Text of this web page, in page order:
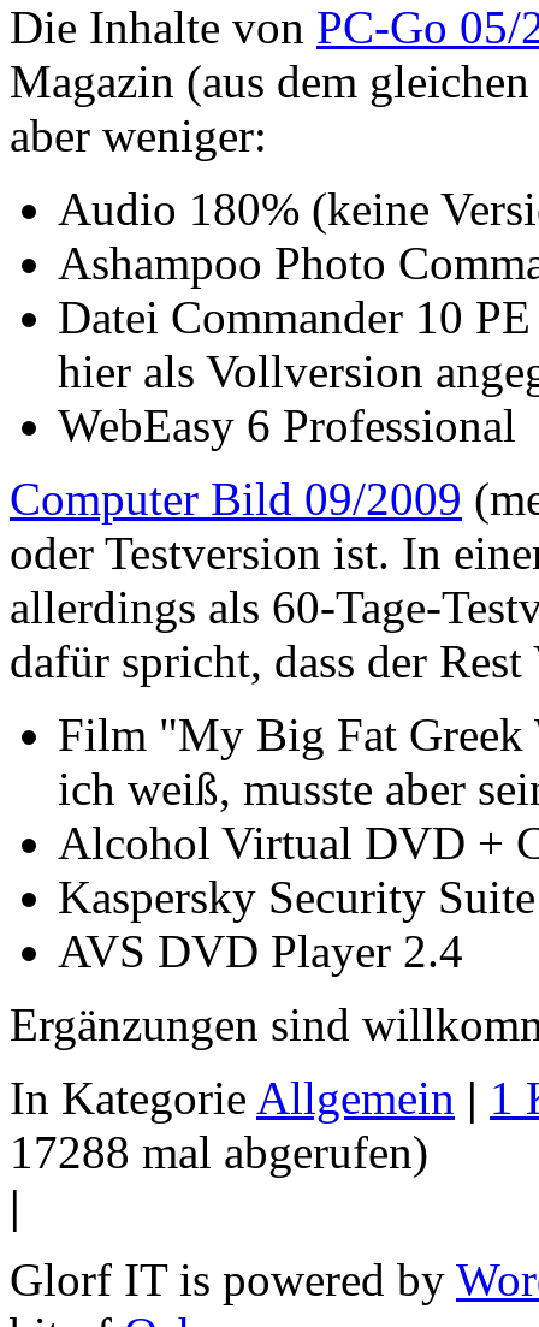
Die Inhalte von PC-Go 05/
Magazin (aus dem
aber weniger:
Audio 180% (keine
Ashampoo Photo
Datei Commander 10
hier als Vollversion
WebEasy 6 Professional
Computer Bild 09/2009
oder Testversion ist. In
allerdings als 60-Tage-
dafür spricht, dass der
Film "My Big Fat Greek
ich weiß, musste aber
Alcohol Virtual DVD +
Kaspersky Security
AVS DVD Player 2.4
Ergänzungen sind
In Kategorie Allgemein | 1
17288 mal abgerufen)
|
Glorf IT is powered by